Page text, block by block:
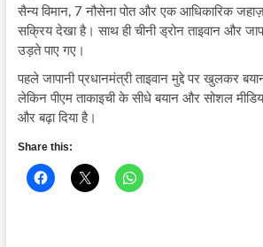
सैन्य विमान, 7 नौसेना पोत और एक आधिकारिक
सक्रिय देखा है। साथ ही चीनी ड्रोन ताइवान और
उड़ते पाए गए।
पहले जापानी प्रधानमंत्री ताइवान मुद्दे पर खुलकर
लेकिन पीएम ताकाइची के सीधे बयान और सोशल
और बढ़ा दिया है।
Share this: